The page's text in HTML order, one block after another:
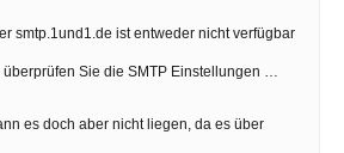
smtp.1und1.de ist entweder nicht verfügbar
Sie die SMTP Einstellungen …
es doch aber nicht liegen, da es über